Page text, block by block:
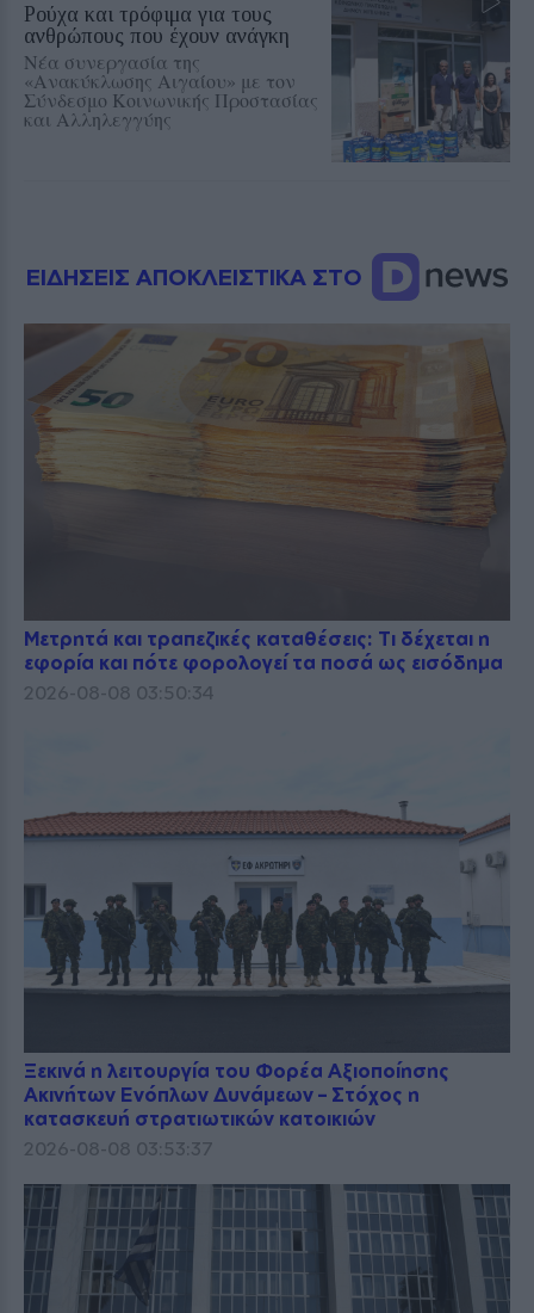
Ρούχα και τρόφιμα για τους
ανθρώπους που έχουν ανάγκη
Νέα συνεργασία της
«Ανακύκλωσης Αιγαίου» με τον
Σύνδεσμο Κοινωνικής Προστασίας
και Αλληλεγγύης
ΕΙΔΗΣΕΙΣ ΑΠΟΚΛΕΙΣΤΙΚΑ ΣΤΟ
Μετρητά και τραπεζικές καταθέσεις: Τι δέχεται η
εφορία και πότε φορολογεί τα ποσά ως εισόδημα
2026-08-08 03:50:34
Ξεκινά η λειτουργία του Φορέα Αξιοποίησης
Ακινήτων Ενόπλων Δυνάμεων – Στόχος η
κατασκευή στρατιωτικών κατοικιών
2026-08-08 03:53:37